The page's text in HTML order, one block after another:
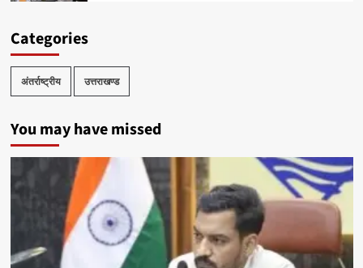
Categories
अंतर्राष्ट्रीय उत्तराखण्ड
You may have missed